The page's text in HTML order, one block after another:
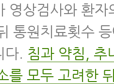
영상검사와 환자
통원치료횟수
다. 침과 약침, 추
를 모두 고려한